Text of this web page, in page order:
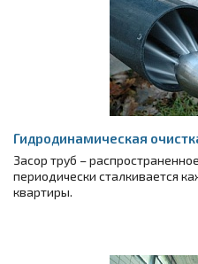
Гидродинамическая
Засор труб –
периодически сталкивается
квартиры.